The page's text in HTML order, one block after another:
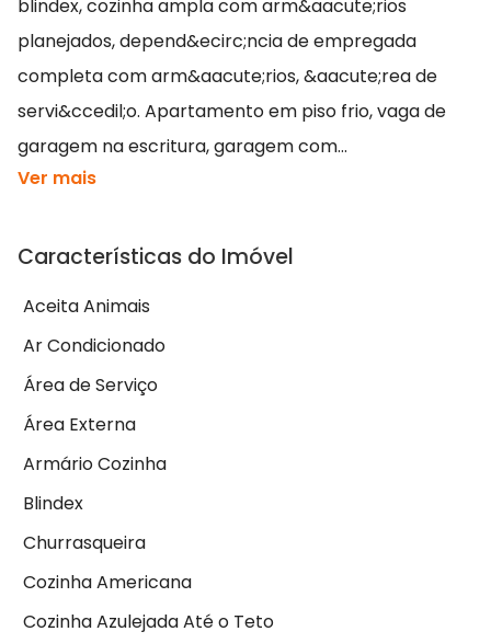
blindex, cozinha ampla com arm&aacute;rios
planejados, depend&ecirc;ncia de empregada
completa com arm&aacute;rios, &aacute;rea de
servi&ccedil;o. Apartamento em piso frio, vaga de
garagem na escritura, garagem com...
Ver mais
Características do Imóvel
Aceita Animais
Ar Condicionado
Área de Serviço
Área Externa
Armário Cozinha
Blindex
Churrasqueira
Cozinha Americana
Cozinha Azulejada Até o Teto